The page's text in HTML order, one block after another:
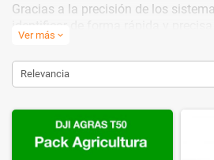
Gracias a la precisión de los
identificar de forma rápida y
sufriendo factores de estrés como
enfermedad, falta de nutrientes,
generada permite a productores
manejo específicas para cada zona
Disponemos de drones específicos
Aplicación de sustancias
Ver más expand_more
Relevancia